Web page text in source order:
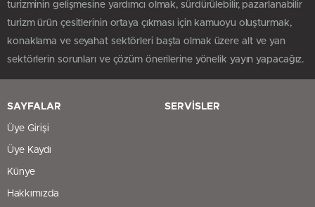
turizminin gelişmesine yardımcı olmak, sürdürülebilir, pazarlanabilir
turizm ürün çesitlerinin ortaya çıkması için kamuoyu oluşturmak,
konaklama ve seyahat sektörleri başta olmak üzere alt ve yan
sektörlerin sorunları ve çözüm önerilerine yönelik yayın yapacağız.
SAYFALAR
Üye Girişi
Üye Kaydı
Künye
Hakkımızda
SERVİSLER